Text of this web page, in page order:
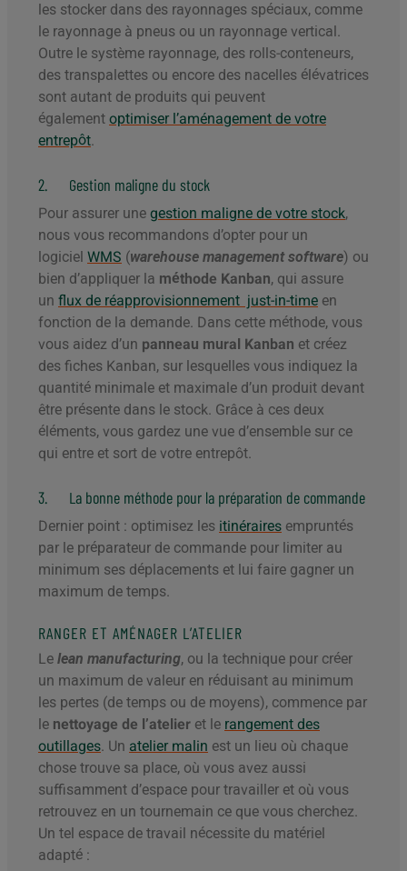
les stocker dans des rayonnages spéciaux, comme
le rayonnage à pneus ou un rayonnage vertical.
Outre le système rayonnage, des rolls-conteneurs,
des transpalettes ou encore des nacelles élévatrices
sont autant de produits qui peuvent
également optimiser l’aménagement de votre
entrepôt.
2. Gestion maligne du stock
Pour assurer une gestion maligne de votre stock,
nous vous recommandons d’opter pour un
logiciel WMS (warehouse management software) ou
bien d’appliquer la méthode Kanban, qui assure
un flux de réapprovisionnement just-in-time en
fonction de la demande. Dans cette méthode, vous
vous aidez d’un panneau mural Kanban et créez
des fiches Kanban, sur lesquelles vous indiquez la
quantité minimale et maximale d’un produit devant
être présente dans le stock. Grâce à ces deux
éléments, vous gardez une vue d’ensemble sur ce
qui entre et sort de votre entrepôt.
3. La bonne méthode pour la préparation de commande
Dernier point : optimisez les itinéraires empruntés
par le préparateur de commande pour limiter au
minimum ses déplacements et lui faire gagner un
maximum de temps.
RANGER ET AMÉNAGER L’ATELIER
Le lean manufacturing, ou la technique pour créer
un maximum de valeur en réduisant au minimum
les pertes (de temps ou de moyens), commence par
le nettoyage de l’atelier et le rangement des
outillages. Un atelier malin est un lieu où chaque
chose trouve sa place, où vous avez aussi
suffisamment d’espace pour travailler et où vous
retrouvez en un tournemain ce que vous cherchez.
Un tel espace de travail nécessite du matériel
adapté :